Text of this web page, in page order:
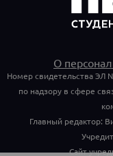
О
Номер свидетельства
по надзору в сфере
Главный редактор:
Сайт